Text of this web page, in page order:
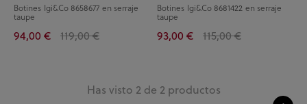
Botines Igi&Co 8658677 en serraje
taupe
94,00 € 119,00 €
Botines Igi&Co 8681422 en serraje
taupe
93,00 € 115,00 €
Has visto 2 de 2 productos